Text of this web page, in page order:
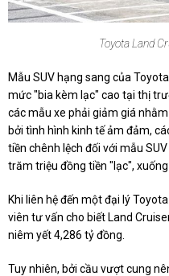
Toyota Land
Mẫu SUV hạng sang của
mức "bia kèm lạc" cao tại thị
các mẫu xe phải giảm giá
bởi tình hình kinh tế ảm đảm,
tiền chênh lệch đối với mẫu
trăm triệu đồng tiền "lạc",
Khi liên hệ đến một đại lý
viên tư vấn cho biết Land
niêm yết 4,286 tỷ đồng.
Tuy nhiên, bởi cầu vượt cung